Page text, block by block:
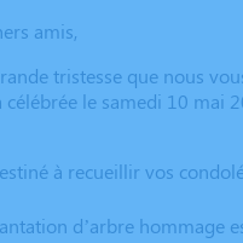
amis,
tristesse que nous
célébrée le samedi 10 mai
à recueillir vos
d’arbre hommage